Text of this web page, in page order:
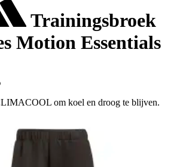
Trainingsbroek
Motion Essentials
om koel en droog te blijven.